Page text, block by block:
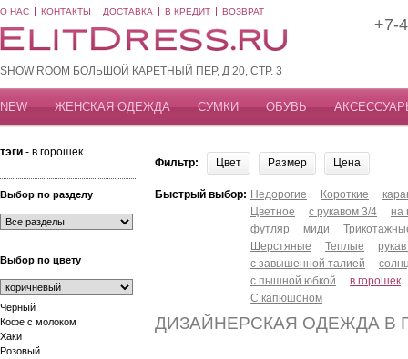
О НАС КОНТАКТЫ ДОСТАВКА В КРЕДИТ ВОЗВРАТ
SHOW ROOM БОЛЬШОЙ КАРЕТНЫЙ ПЕР, Д 20, СТР. 3
+7-
NEW ЖЕНСКАЯ ОДЕЖДА СУМКИ ОБУВЬ
тэги - в горошек
Выбор по разделу
Выбор по цвету
Черный
Кофе с молоком
Хаки
Розовый
Фильтр: Цвет Размер Цена
Быстрый выбор: Недорогие Короткие
Цветное
с рукавом 3/4
на
футляр
миди
Шерстяные
Теплые
с завышенной талией
с пышной юбкой
в горошек
С капюшоном
ДИЗАЙНЕРСКАЯ ОДЕЖДА В